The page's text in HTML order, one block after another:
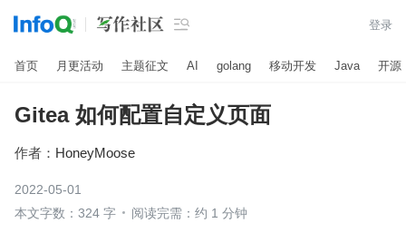
 登录
首页 月更活动 主题征文 AI golang 移动开发 Java 开源
Gitea 如何配置自定义页面
作者： HoneyMoose
2022-05-01
本文字数：324 字
阅读完需：约 1 分钟